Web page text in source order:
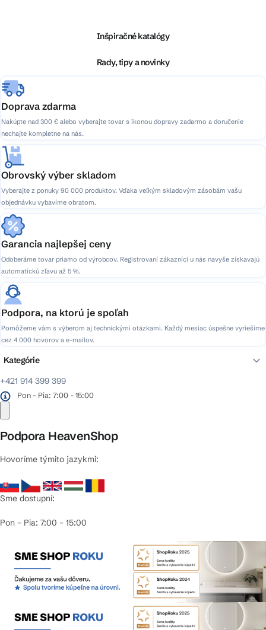
e
Inšpiračné katalógy
Rady, tipy a novinky
Doprava zdarma
Nakúpte nad 300 € alebo vyberajte tovar s ikonou dopravy zadarmo a doručenie
nechajte kompletne na nás.
Obrovský výber skladom
Vyberajte z ponuky 90 000 produktov. Vďaka veľkým skladovým zásobám vašu
objednávku vybavíme obratom.
Garancia najlepšej ceny
Odoberáme tovar priamo od výrobcov. Registrovaní zákazníci u nás navyše získavajú
automatickú zľavu až 5 %.
Podpora, na ktorú je spoľah
Pomôžeme vám s výberom aj technickými otázkami. Každý mesiac úspešne vyriešime
cez 4 000 hovorov a e-mailov.
+421 914 399 399
Pon - Pia: 7:00 - 15:00
Podpora HeavenShop
Hovoríme týmito jazykmi:
Sme dostupní:
Pon – Pia: 7:00 – 15:00
Kategórie